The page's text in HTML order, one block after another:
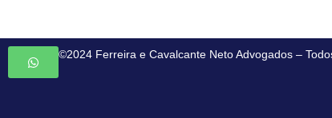
©2024 Ferreira e Cavalcante Neto Advogados –